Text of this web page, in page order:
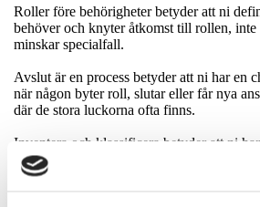
Roller före behörigheter betyder att ni
behöver och knyter åtkomst till rollen,
minskar specialfall.
Avslut är en process betyder att ni har en
när någon byter roll, slutar eller får nya
där de stora luckorna ofta finns.
Inventera och klassificera betyder att ni
över tillgångar och vad som är kritiskt.
där konsekvensen är störst.